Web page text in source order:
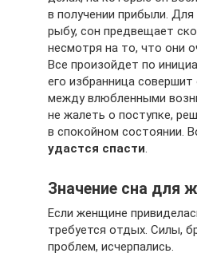
в получении прибыли.
рыбу, сон предвещает
несмотря на то, что они
Все произойдет по
его избранница совершит
между влюбленными
не жалеть о поступке,
в спокойном состоянии.
удастся спасти
Значение сна для
Если женщине
требуется отдых. Силы,
проблем, исчерпались.